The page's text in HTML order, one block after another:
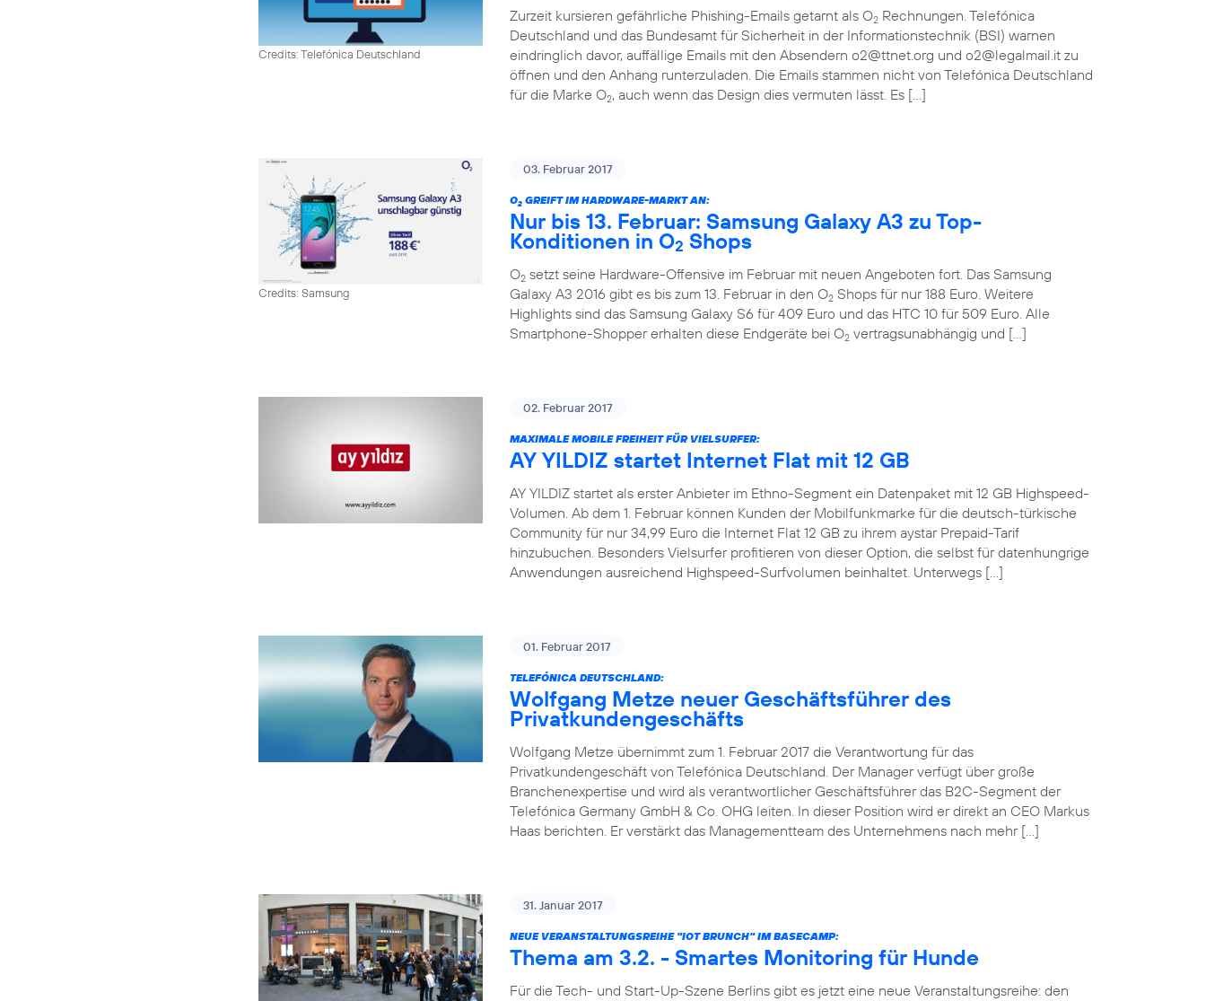
Credits: Telefónica Deutschland
Zurzeit kursieren gefährliche Phishing-Emails getarnt als O2 Rechnungen. Telefónica
Deutschland und das Bundesamt für Sicherheit in der Informationstechnik (BSI) warnen
eindringlich davor, auffällige Emails mit den Absendern o2@ttnet.org und o2@legalmail.it zu
öffnen und den Anhang runterzuladen. Die Emails stammen nicht von Telefónica Deutschland
für die Marke O2, auch wenn das Design dies vermuten lässt. Es […]
Credits: Samsung
03. Februar 2017
O2 GREIFT IM HARDWARE-MARKT AN:
Nur bis 13. Februar: Samsung Galaxy A3 zu Top-
Konditionen in O2 Shops
O2 setzt seine Hardware-Offensive im Februar mit neuen Angeboten fort. Das Samsung
Galaxy A3 2016 gibt es bis zum 13. Februar in den O2 Shops für nur 188 Euro. Weitere
Highlights sind das Samsung Galaxy S6 für 409 Euro und das HTC 10 für 509 Euro. Alle
Smartphone-Shopper erhalten diese Endgeräte bei O2 vertragsunabhängig und […]
02. Februar 2017
MAXIMALE MOBILE FREIHEIT FÜR VIELSURFER:
AY YILDIZ startet Internet Flat mit 12 GB
AY YILDIZ startet als erster Anbieter im Ethno-Segment ein Datenpaket mit 12 GB Highspeed-
Volumen. Ab dem 1. Februar können Kunden der Mobilfunkmarke für die deutsch-türkische
Community für nur 34,99 Euro die Internet Flat 12 GB zu ihrem aystar Prepaid-Tarif
hinzubuchen. Besonders Vielsurfer profitieren von dieser Option, die selbst für datenhungrige
Anwendungen ausreichend Highspeed-Surfvolumen beinhaltet. Unterwegs […]
01. Februar 2017
TELEFÓNICA DEUTSCHLAND:
Wolfgang Metze neuer Geschäftsführer des
Privatkundengeschäfts
Wolfgang Metze übernimmt zum 1. Februar 2017 die Verantwortung für das
Privatkundengeschäft von Telefónica Deutschland. Der Manager verfügt über große
Branchenexpertise und wird als verantwortlicher Geschäftsführer das B2C-Segment der
Telefónica Germany GmbH & Co. OHG leiten. In dieser Position wird er direkt an CEO Markus
Haas berichten. Er verstärkt das Managementteam des Unternehmens nach mehr […]
31. Januar 2017
NEUE VERANSTALTUNGSREIHE "IOT BRUNCH" IM BASECAMP:
Thema am 3.2. - Smartes Monitoring für Hunde
Für die Tech- und Start-Up-Szene Berlins gibt es jetzt eine neue Veranstaltungsreihe: den